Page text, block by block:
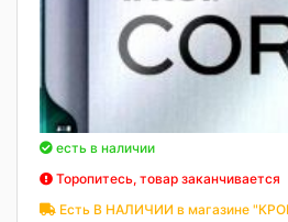
есть в наличии
Торопитесь, товар заканчивается
Есть В НАЛИЧИИ в магазине